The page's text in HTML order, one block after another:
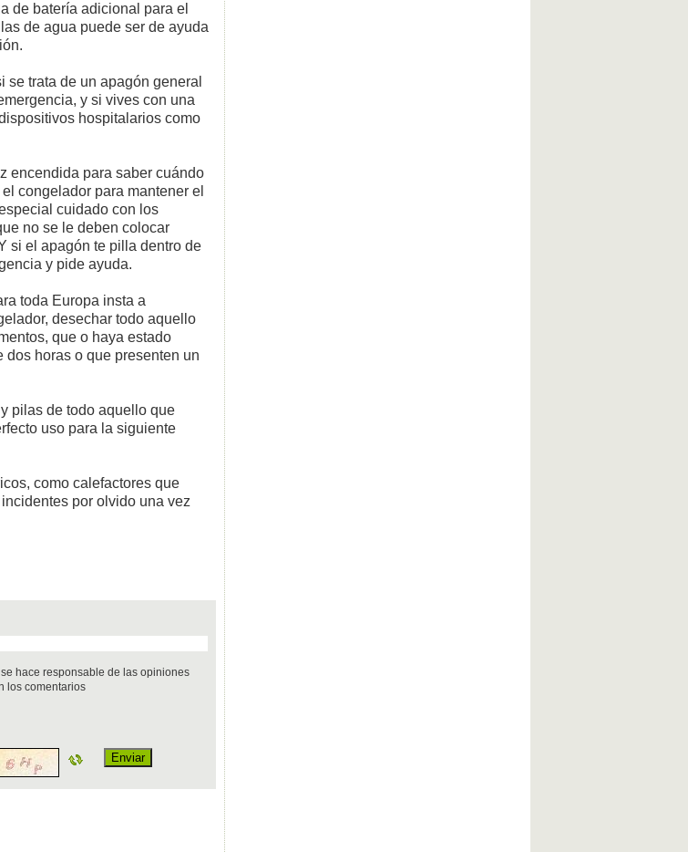
de batería adicional para el
de agua puede ser de ayuda
trata de un apagón general
y si vives con una
hospitalarios como
encendida para saber cuándo
congelador para mantener el
cuidado con los
no se le deben colocar
si el apagón te pilla dentro de
y pide ayuda.
toda Europa insta a
desechar todo aquello
que o haya estado
dos horas o que presenten un
pilas de todo aquello que
uso para la siguiente
como calefactores que
por olvido una vez
hace responsable de las opiniones
los comentarios